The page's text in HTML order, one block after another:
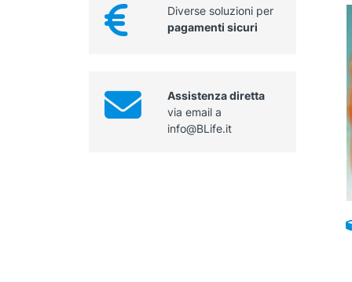
Diverse soluzioni per
pagamenti sicuri
Assistenza diretta
via email a
info@BLife.it